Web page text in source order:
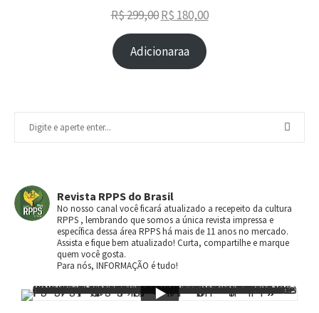
R$299,00 R$ 180,00
Adicionaraa
Revista RPPS do Brasil
No nosso canal você ficará atualizado a recepeito da cultura
RPPS , lembrando que somos a única revista impressa e
específica dessa área RPPS há mais de 11 anos no mercado.
Assista e fique bem atualizado! Curta, compartilhe e marque
quem você gosta.
Para nós, INFORMAÇÃO é tudo!